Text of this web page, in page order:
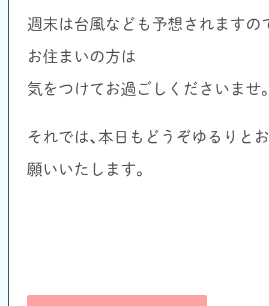
週末は台風なども予想されますの
お住まいの方は
気をつけてお過ごしくださいませ
それでは、本日もどうぞゆるりと
願いいたします。